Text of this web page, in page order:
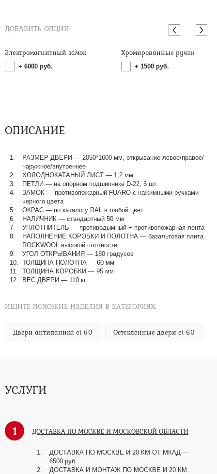
ДОБАВИТЬ ОПЦИИ:
Электромагнитный замок
+ 6000 руб.
Хромированные ручки
+ 1500 руб.
ОПИСАНИЕ
РАЗМЕР ДВЕРИ — 2050*1600 мм, открывание левое/правое/
наружное/внутреннее
ХОЛОДНОКАТАНЫЙ ЛИСТ — 1,2 мм
ПЕТЛИ — на опорном подшипнике D-22, 6 шт.
ЗАМОК — противопожарный FUARO с нажимными ручками
черного цвета
ОКРАС — по каталогу RAL в любой цвет​​​​​​​
НАЛИЧНИК — стандартный 50 мм
УПЛОТНИТЕЛЬ — противодымный + противопожарная лента
НАПОЛНЕНИЕ КОРОБКИ И ПОЛОТНА — базальтовая плита
ROCKWOOL высокой плотности
УГОЛ ОТКРЫВАНИЯ — 180 градусов
ТОЛЩИНА ПОЛОТНА — 60 мм
ТОЛЩИНА КОРОБКИ — 95 мм
ВЕС ДВЕРИ — 110 кг
ИЩИТЕ ПОХОЖИЕ ИЗДЕЛИЯ В КАТЕГОРИЯХ:
Двери антипаника ei-60 Остекленные двери ei-60
УСЛУГИ
1 ДОСТАВКА ПО МОСКВЕ И МОСКОВСКОЙ ОБЛАСТИ
ДОСТАВКА ПО МОСКВЕ И 20 КМ ОТ МКАД —
6500 руб.
ДОСТАВКА И МОНТАЖ ПО МОСКВЕ И 20 КМ